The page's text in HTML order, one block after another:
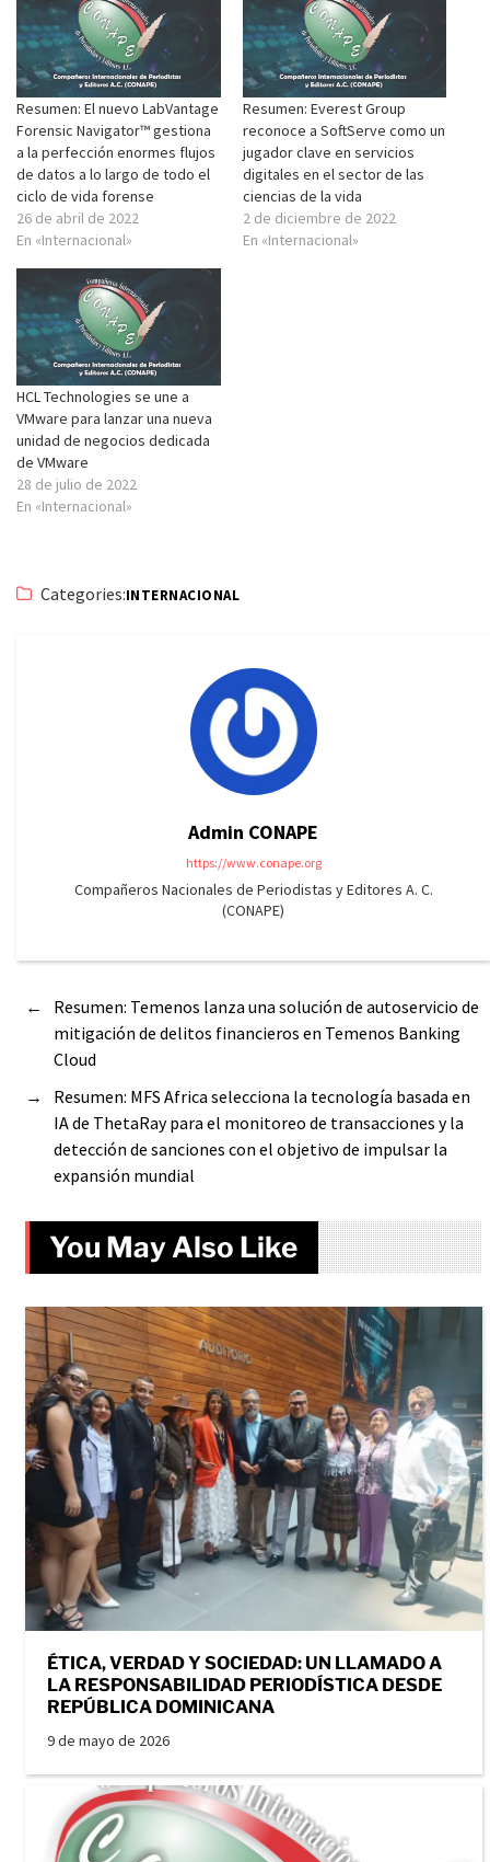
Resumen: El nuevo LabVantage
Forensic Navigator™ gestiona
a la perfección enormes flujos
de datos a lo largo de todo el
ciclo de vida forense
26 de abril de 2022
En «Internacional»
Resumen: Everest Group
reconoce a SoftServe como un
jugador clave en servicios
digitales en el sector de las
ciencias de la vida
2 de diciembre de 2022
En «Internacional»
HCL Technologies se une a
VMware para lanzar una nueva
unidad de negocios dedicada
de VMware
28 de julio de 2022
En «Internacional»
Categories:INTERNACIONAL
Admin CONAPE
https://www.conape.org
Compañeros Nacionales de Periodistas y Editores A. C.
(CONAPE)
←
Resumen: Temenos lanza una solución de autoservicio de
mitigación de delitos financieros en Temenos Banking
Cloud
→
Resumen: MFS Africa selecciona la tecnología basada en
IA de ThetaRay para el monitoreo de transacciones y la
detección de sanciones con el objetivo de impulsar la
expansión mundial
You May Also Like
ÉTICA, VERDAD Y SOCIEDAD: UN LLAMADO A
LA RESPONSABILIDAD PERIODÍSTICA DESDE
REPÚBLICA DOMINICANA
9 de mayo de 2026